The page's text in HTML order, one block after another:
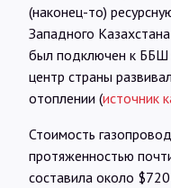
(наконец-то)
Западного
был подключен к ББШ
центр страны
отоплении (источник
Стоимость
протяженностью
составила около